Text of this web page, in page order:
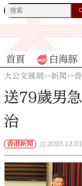
首頁 白海豚
大公文匯網>>新聞>>
送79歲男
治
香港新聞 2023.12.01